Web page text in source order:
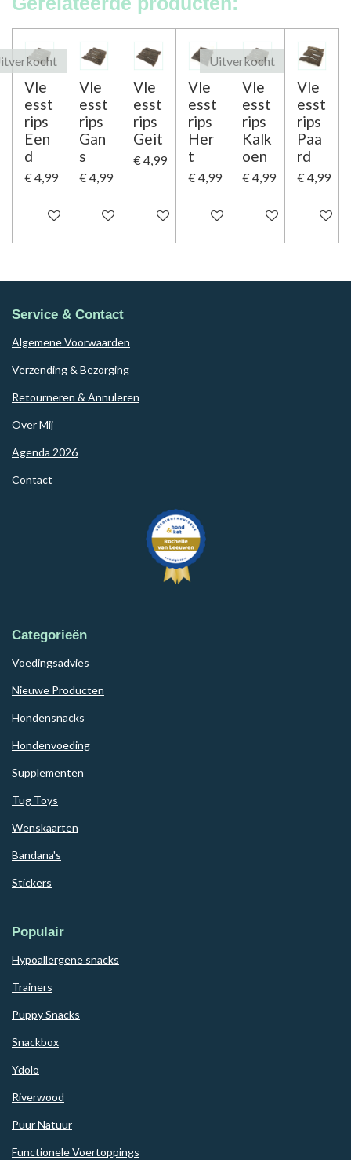
Vle
esst
rips
Een
d
€ 4,99
Houd mij op de hoogte
Vle
esst
rips
Gan
s
€ 4,99
In winkelwagen
Vle
esst
rips
Geit
€ 4,99
In winkelwagen
Vle
esst
rips
Her
t
€ 4,99
In winkelwagen
Uitverkocht
Vle
esst
rips
Kalk
oen
€ 4,99
Houd mij op de
Vle
esst
rips
Paa
rd
€ 4,99
In
Service & Contact
Algemene Voorwaarden
Verzending & Bezorging
Retourneren & Annuleren
Over Mij
Agenda 2026
Contact
Categorieën
Voedingsadvies
Nieuwe Producten
Hondensnacks
Hondenvoeding
Supplementen
Tug Toys
Wenskaarten
Bandana's
Stickers
Populair
Hypoallergene snacks
Trainers
Puppy Snacks
Snackbox
Ydolo
Riverwood
Puur Natuur
Functionele Voertoppings